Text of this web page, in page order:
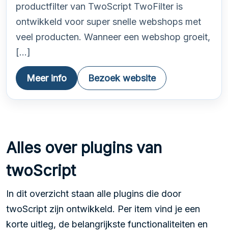
productfilter van TwoScript TwoFilter is
ontwikkeld voor super snelle webshops met
veel producten. Wanneer een webshop groeit,
[…]
Meer info Bezoek website
Alles over plugins van
twoScript
In dit overzicht staan alle plugins die door
twoScript zijn ontwikkeld. Per item vind je een
korte uitleg, de belangrijkste functionaliteiten en